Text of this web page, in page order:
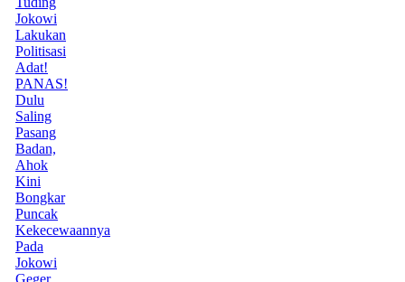
Jokowi
Lakukan
Politisasi
Adat!
PANAS!
Dulu
Saling
Pasang
Badan,
Ahok
Kini
Bongkar
Puncak
Kekecewaannya
Pada
Jokowi
Geger